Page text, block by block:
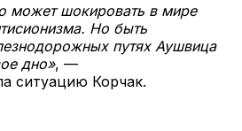
может шокировать в мире
Но быть
путях Аушвица
дно», —
ситуацию Корчак.